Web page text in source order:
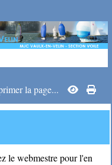
la page...
le webmestre pour l'en